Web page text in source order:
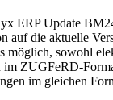
ERP Update
auf die aktuelle
möglich, sowohl
im ZUGFeRD-
im gleichen